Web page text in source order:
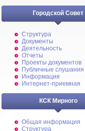
Городской Совет
Структура
Документы
Деятельность
Отчеты
Проекты документов
Публичные слушания
Информация
Интернет-приемная
КСК Мирного
Общая информация
Структура